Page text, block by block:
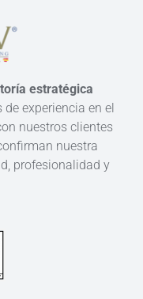
estratégica
experiencia en el
nuestros clientes
nuestra
profesionalidad y